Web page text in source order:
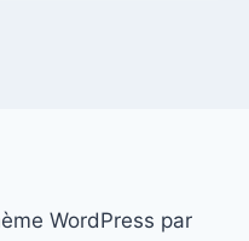
WordPress par